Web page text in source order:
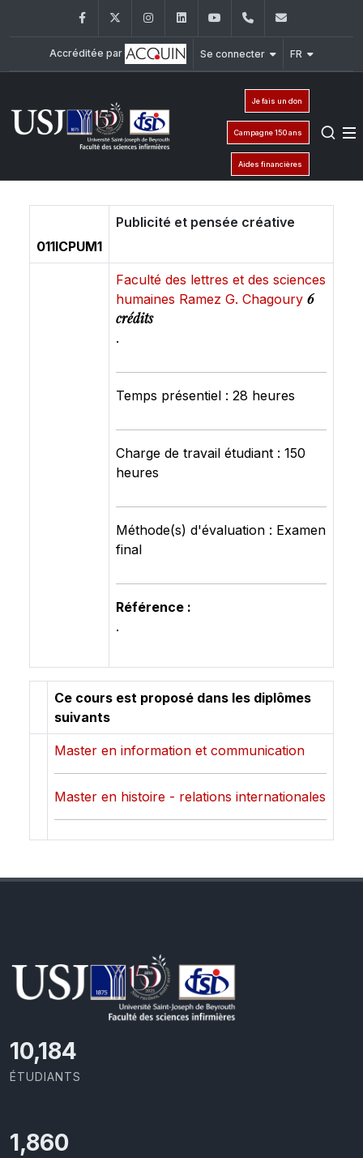
FacebookTwitter InstagramLinkedInYouTube+961 (1) 421 240
Accréditée par Se connecter FR
Je fais un don
Campagne 150 ans
Aides financières
011ICPUM1
Publicité et pensée créative
Faculté des lettres et des sciences
humaines Ramez G. Chagoury 6
crédits
.
Temps présentiel : 28 heures
Charge de travail étudiant : 150
heures
Méthode(s) d'évaluation : Examen
final
Référence :
.
Ce cours est proposé dans les diplômes
suivants
Master en information et communication
Master en histoire - relations internationales
10,493
ÉTUDIANTS
1,917